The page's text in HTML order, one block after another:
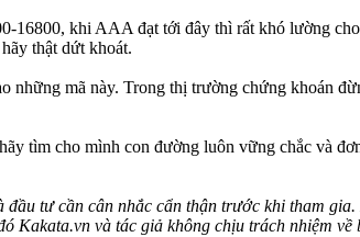
16800, khi AAA đạt tới đây thì rất khó lường
thật dứt khoát.
mã này. Trong thị trường chứng khoán
tìm cho mình con đường luôn vững chắc và
tư cần cân nhắc cẩn thận trước khi tham
Kakata.vn và tác giả không chịu trách nhiệm